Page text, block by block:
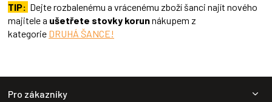
TIP: Dejte rozbalenému a vrácenému zboží šanci najít nového
majitele a ušetřete stovky korunnákupem z
kategorie DRUHÁ ŠANCE!
Pro zákazníky